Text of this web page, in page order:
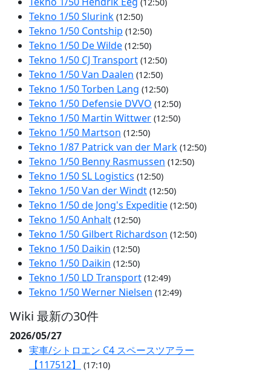
Tekno 1/50 Slurink (12:50)
Tekno 1/50 Contship (12:50)
Tekno 1/50 De Wilde (12:50)
Tekno 1/50 CJ Transport (12:50)
Tekno 1/50 Van Daalen (12:50)
Tekno 1/50 Torben Lang (12:50)
Tekno 1/50 Defensie DVVO (12:50)
Tekno 1/50 Martin Wittwer (12:50)
Tekno 1/50 Martson (12:50)
Tekno 1/87 Patrick van der Mark (12:50)
Tekno 1/50 Benny Rasmussen (12:50)
Tekno 1/50 SL Logistics (12:50)
Tekno 1/50 Van der Windt (12:50)
Tekno 1/50 de Jong's Expeditie (12:50)
Tekno 1/50 Anhalt (12:50)
Tekno 1/50 Gilbert Richardson (12:50)
Tekno 1/50 Daikin (12:50)
Tekno 1/50 Daikin (12:50)
Tekno 1/50 LD Transport (12:49)
Tekno 1/50 Werner Nielsen (12:49)
Wiki 最新の30件
2026/05/27
実車/シトロエン C4 スペースツアラー
【117512】
(17:10)